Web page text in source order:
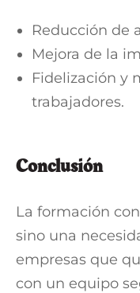
Reducción de
Mejora de la
Fidelización y
trabajadores.
Conclusión
La formación
sino una
empresas que
con un equipo